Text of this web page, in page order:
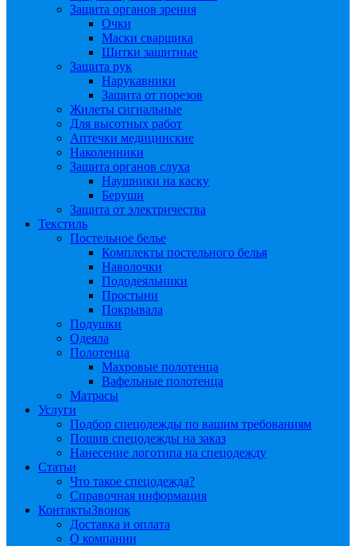
Защита органов зрения
Очки
Маски сварщика
Щитки защитные
Защита рук
Нарукавники
Защита от порезов
Жилеты сигнальные
Для высотных работ
Аптечки медицинские
Наколенники
Защита органов слуха
Наушники на каску
Беруши
Защита от электричества
Текстиль
Постельное белье
Комплекты постельного белья
Наволочки
Пододеяльники
Простыни
Покрывала
Подушки
Одеяла
Полотенца
Махровые полотенца
Вафельные полотенца
Матрасы
Услуги
Подбор спецодежды по вашим требованиям
Пошив спецодежды на заказ
Нанесение логотипа на спецодежду
Статьи
Что такое спецодежда?
Справочная информация
КонтактыЗвонок
Доставка и оплата
О компании